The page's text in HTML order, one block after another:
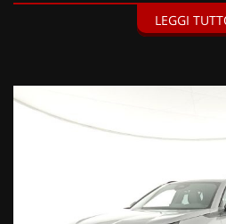
Kit riparazione pneumatici
LEGGI